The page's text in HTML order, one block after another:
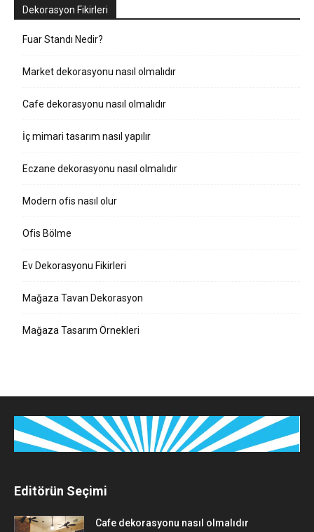
Dekorasyon Fikirleri
Fuar Standı Nedir?
Market dekorasyonu nasıl olmalıdır
Cafe dekorasyonu nasıl olmalıdır
İç mimari tasarım nasıl yapılır
Eczane dekorasyonu nasıl olmalıdır
Modern ofis nasıl olur
Ofis Bölme
Ev Dekorasyonu Fikirleri
Mağaza Tavan Dekorasyon
Mağaza Tasarım Örnekleri
Editörün Seçimi
Cafe dekorasyonu nasıl olmalıdır